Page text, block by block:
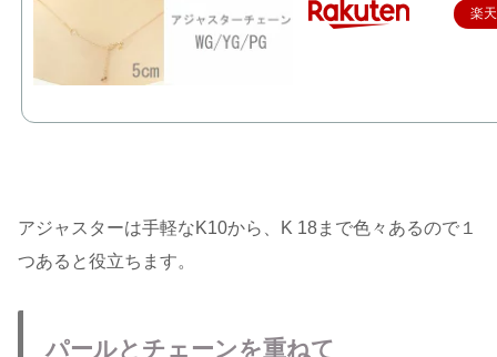
楽
アジャスターは手軽なK10から、K 18まで色々あるので１
つあると役立ちます。
パールとチェーンを重ねて